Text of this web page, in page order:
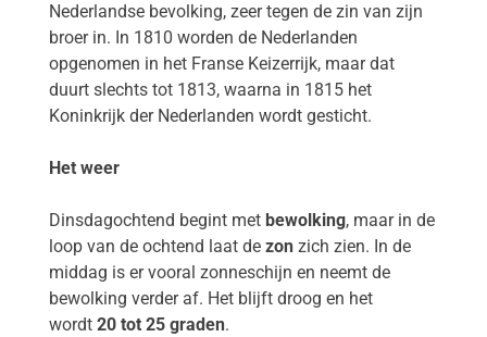
Nederlandse bevolking, zeer tegen de zin van zijn
broer in. In 1810 worden de Nederlanden
opgenomen in het Franse Keizerrijk, maar dat
duurt slechts tot 1813, waarna in 1815 het
Koninkrijk der Nederlanden wordt gesticht.
Het weer
Dinsdagochtend begint met bewolking, maar in de
loop van de ochtend laat de zonzich zien. In de
middag is er vooral zonneschijn en neemt de
bewolking verder af. Het blijft droog en het
wordt 20 tot 25 graden.